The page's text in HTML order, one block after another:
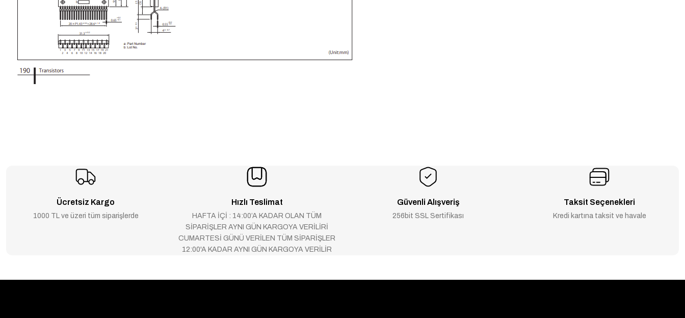
Ücretsiz Kargo
1000 TL ve üzeri tüm siparişlerde
Hızlı Teslimat
HAFTA İÇİ : 14:00’A KADAR OLAN TÜM
SİPARİŞLER AYNI GÜN KARGOYA VERİLİRİ
CUMARTESİ GÜNÜ VERİLEN TÜM SİPARİŞLER
12:00'A KADAR AYNI GÜN KARGOYA VERİLİR
Güvenli Alışveriş
256bit SSL Sertifikası
Taksit Seçenekleri
Kredi kartına taksit ve havale